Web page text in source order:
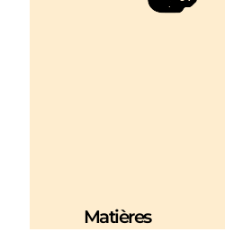
Matières